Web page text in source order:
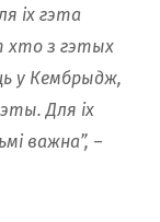
іх гэта
хто з гэтых
у Кембрыдж,
Для іх
важна”, –